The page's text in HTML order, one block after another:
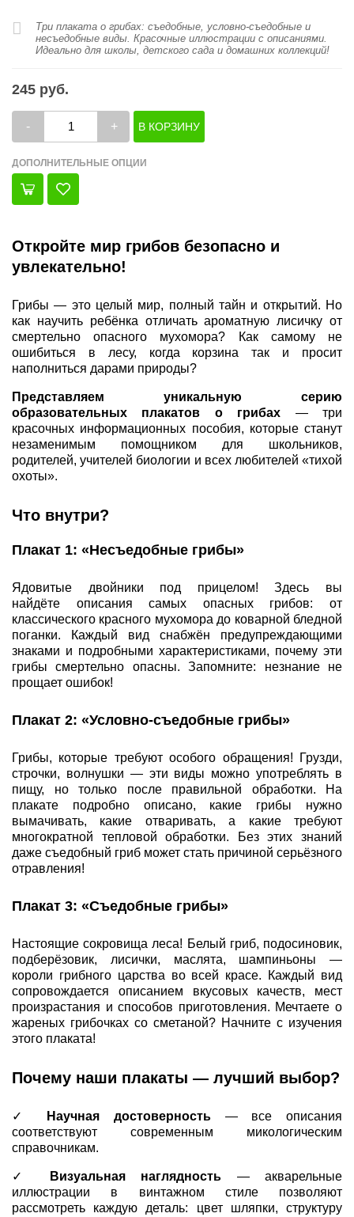
Три плаката о грибах: съедобные, условно-съедобные и
несъедобные виды. Красочные иллюстрации с описаниями.
Идеально для школы, детского сада и домашних коллекций!
245 руб.
- +
ДОПОЛНИТЕЛЬНЫЕ ОПЦИИ
Откройте мир грибов безопасно и
увлекательно!
Грибы — это целый мир, полный тайн и открытий. Но
как научить ребёнка отличать ароматную лисичку от
смертельно опасного мухомора? Как самому не
ошибиться в лесу, когда корзина так и просит
наполниться дарами природы?
Представляем уникальную серию
образовательных плакатов о грибах — три
красочных информационных пособия, которые станут
незаменимым помощником для школьников,
родителей, учителей биологии и всех любителей «тихой
охоты».
Что внутри?
Плакат 1: «Несъедобные грибы»
Ядовитые двойники под прицелом! Здесь вы
найдёте описания самых опасных грибов: от
классического красного мухомора до коварной бледной
поганки. Каждый вид снабжён предупреждающими
знаками и подробными характеристиками, почему эти
грибы смертельно опасны. Запомните: незнание не
прощает ошибок!
Плакат 2: «Условно-съедобные грибы»
Грибы, которые требуют особого обращения! Грузди,
строчки, волнушки — эти виды можно употреблять в
пищу, но только после правильной обработки. На
плакате подробно описано, какие грибы нужно
вымачивать, какие отваривать, а какие требуют
многократной тепловой обработки. Без этих знаний
даже съедобный гриб может стать причиной серьёзного
отравления!
Плакат 3: «Съедобные грибы»
Настоящие сокровища леса! Белый гриб, подосиновик,
подберёзовик, лисички, маслята, шампиньоны —
короли грибного царства во всей красе. Каждый вид
сопровождается описанием вкусовых качеств, мест
произрастания и способов приготовления. Мечтаете о
жареных грибочках со сметаной? Начните с изучения
этого плаката!
Почему наши плакаты — лучший выбор?
✓ Научная достоверность — все описания
соответствуют современным микологическим
справочникам.
✓ Визуальная наглядность — акварельные
иллюстрации в винтажном стиле позволяют
рассмотреть каждую деталь: цвет шляпки, структуру